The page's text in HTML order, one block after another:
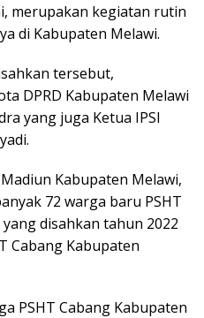
merupakan kegiatan rutin
di Kabupaten Melawi.
tersebut,
DPRD Kabupaten Melawi
yang juga Ketua IPSI
Kabupaten Melawi,
72 warga baru PSHT
disahkan tahun 2022
Cabang Kabupaten
PSHT Cabang Kabupaten